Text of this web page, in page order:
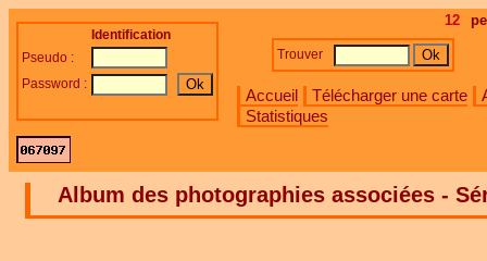
12
Accueil Télécharger une carte
Statistiques
Identification
Pseudo :
Password :
Trouver
Album des photographies associées -